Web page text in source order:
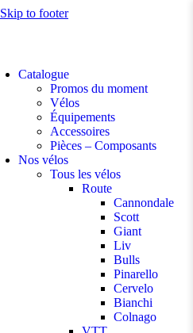
Skip to footer
Catalogue
Promos du moment
Vélos
Équipements
Accessoires
Pièces – Composants
Nos vélos
Tous les vélos
Route
Cannondale
Scott
Giant
Liv
Bulls
Pinarello
Cervelo
Bianchi
Colnago